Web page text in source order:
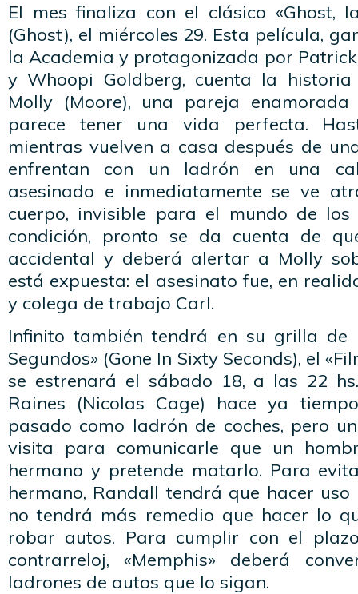
El mes finaliza con el clásico «Ghost,
(Ghost), el miércoles 29. Esta película,
la Academia y protagonizada por Patrick
y Whoopi Goldberg, cuenta la
Molly (Moore), una pareja
parece tener una vida perfecta.
mientras vuelven a casa después de
enfrentan con un ladrón en una
asesinado e inmediatamente se ve
cuerpo, invisible para el mundo de los
condición, pronto se da cuenta de
accidental y deberá alertar a Molly
está expuesta: el asesinato fue, en
y colega de trabajo Carl.
Infinito también tendrá en su grilla de
Segundos» (Gone In Sixty Seconds), el
se estrenará el sábado 18, a las 22
Raines (Nicolas Cage) hace ya
pasado como ladrón de coches, pero
visita para comunicarle que un
hermano y pretende matarlo. Para
hermano, Randall tendrá que hacer
no tendrá más remedio que hacer lo
robar autos. Para cumplir con el
contrarreloj, «Memphis» deberá
ladrones de autos que lo sigan.